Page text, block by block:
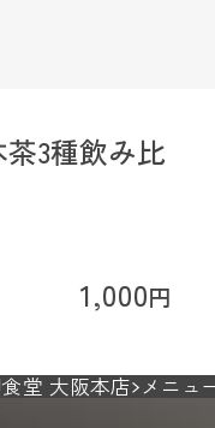
1,000円
3種飲み比
堂 大阪本店 メニュ